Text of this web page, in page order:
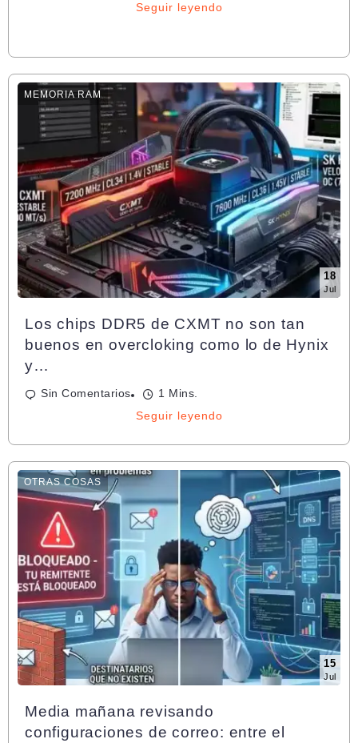
Seguir leyendo
MEMORIA RAM
18
Jul
Los chips DDR5 de CXMT no son tan
buenos en overcloking como lo de Hynix
y…
Sin Comentarios 1 Mins.
Seguir leyendo
OTRAS COSAS
15
Jul
Media mañana revisando
configuraciones de correo: entre el